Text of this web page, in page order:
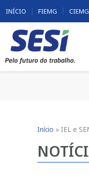
INÍCIO FIEMG CIEMG
Início »IEL e